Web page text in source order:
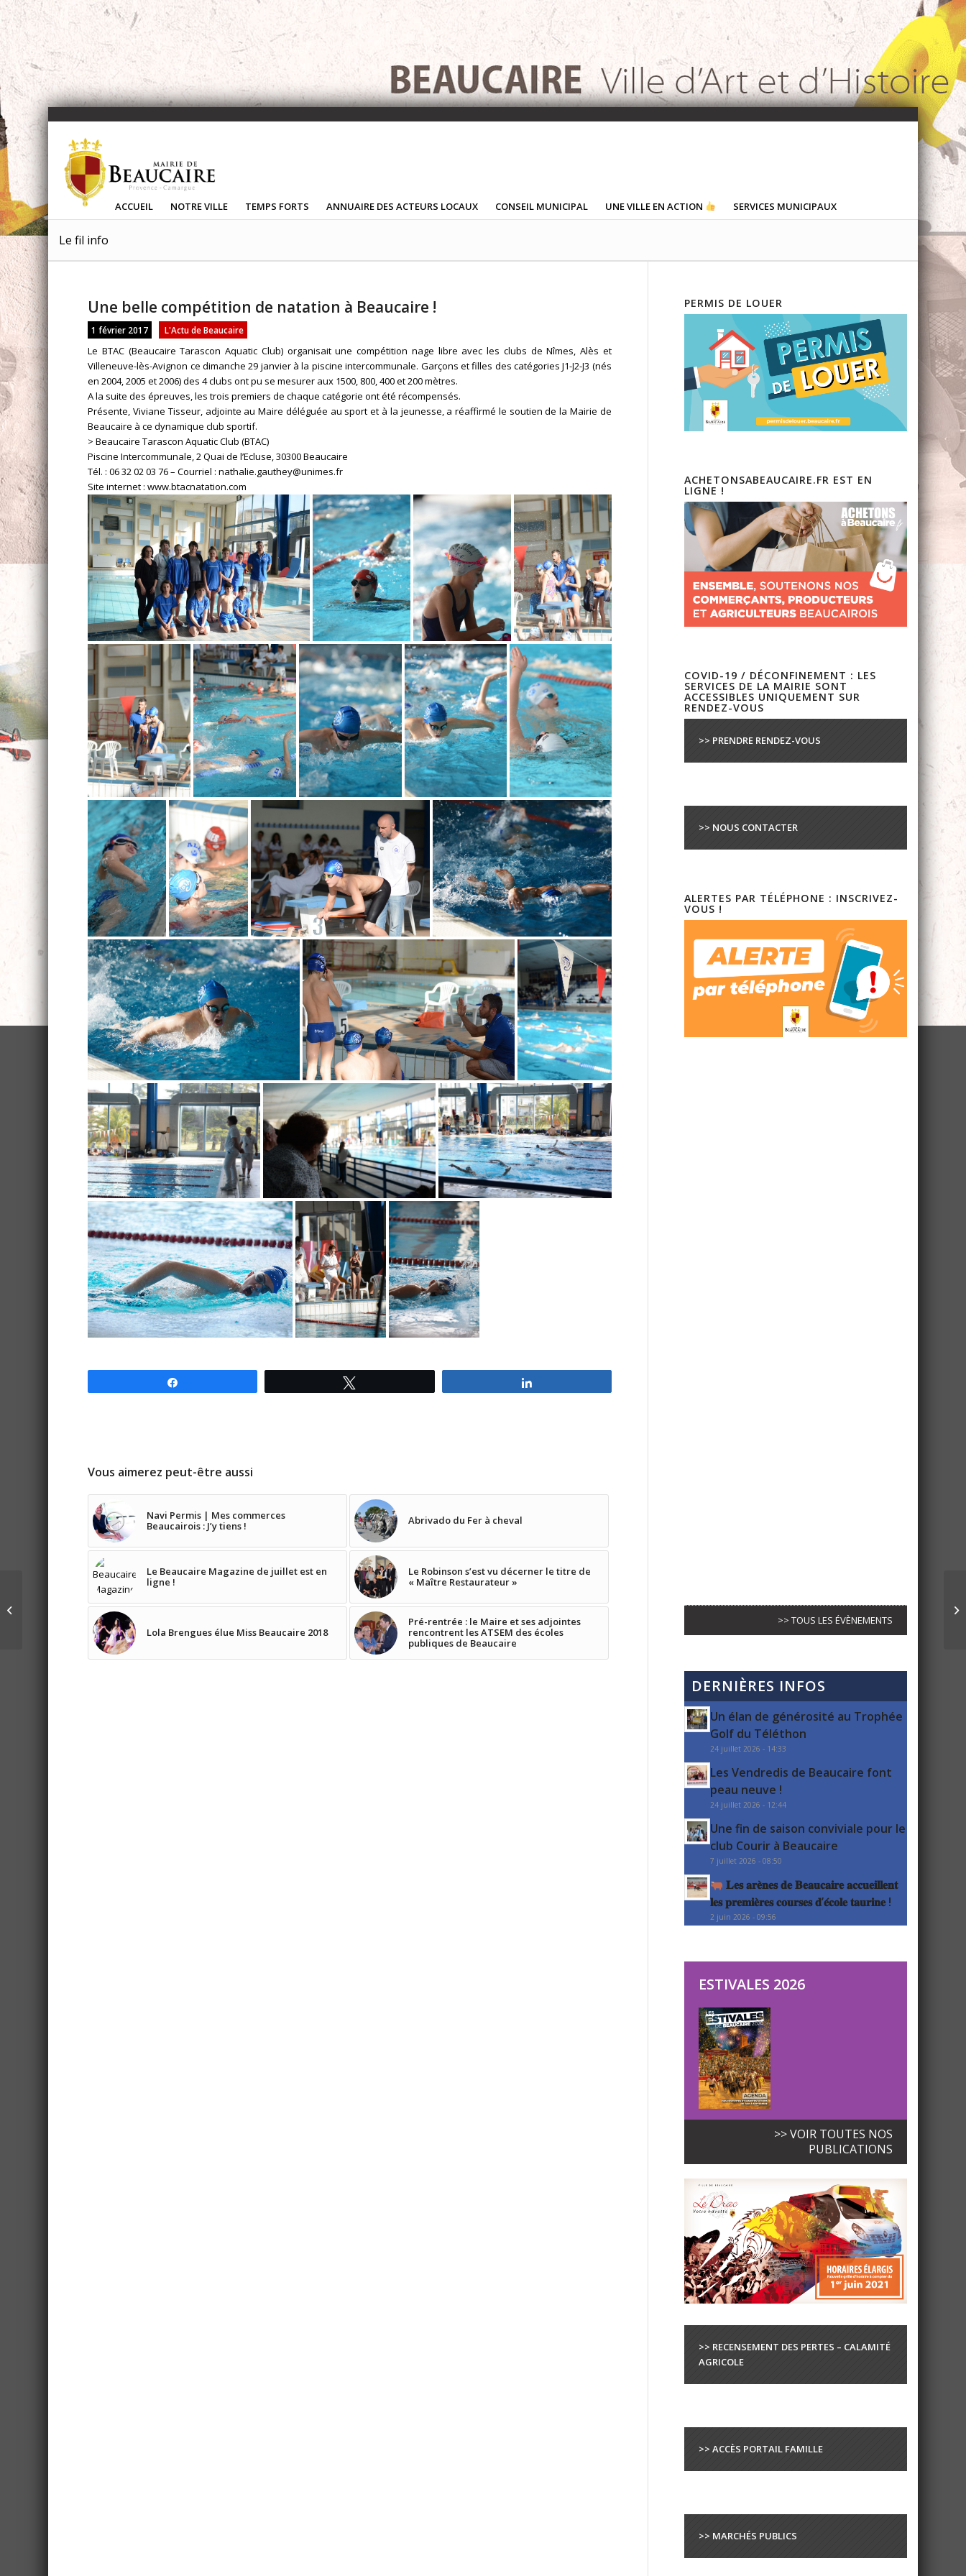
ACCUEIL NOTRE VILLE TEMPS FORTS ANNUAIRE DES ACTEURS LOCAUX CONSEIL MUNICIPAL UNE VILLE EN ACTION SERVICES MUNICIPAUX
Le fil info
Une belle compétition de natation à Beaucaire !
1 février 2017 L'Actu de Beaucaire
Le BTAC (Beaucaire Tarascon Aquatic Club) organisait une compétition nage libre avec les clubs de Nîmes, Alès et
Villeneuve-lès-Avignon ce dimanche 29 janvier à la piscine intercommunale. Garçons et filles des catégories J1-J2-J3 (nés
en 2004, 2005 et 2006) des 4 clubs ont pu se mesurer aux 1500, 800, 400 et 200 mètres.
A la suite des épreuves, les trois premiers de chaque catégorie ont été récompensés.
Présente, Viviane Tisseur, adjointe au Maire déléguée au sport et à la jeunesse, a réaffirmé le soutien de la Mairie de
Beaucaire à ce dynamique club sportif.
> Beaucaire Tarascon Aquatic Club (BTAC)
Piscine Intercommunale, 2 Quai de l’Ecluse, 30300 Beaucaire
Tél. : 06 32 02 03 76 – Courriel :nathalie.gauthey@unimes.fr
Site internet :www.btacnatation.com
Vous aimerez peut-être aussi
Navi Permis | Mes commerces
Beaucairois : J’y tiens !
Abrivado du Fer à cheval
Le Beaucaire Magazine de juillet est en
ligne !
Le Robinson s’est vu décerner le titre de
« Maître Restaurateur »
Lola Brengues élue Miss Beaucaire 2018
Pré-rentrée : le Maire et ses adjointes
rencontrent les ATSEM des écoles
publiques de Beaucaire
PERMIS DE LOUER
ACHETONSABEAUCAIRE.FR EST EN
LIGNE !
COVID-19 / DÉCONFINEMENT : LES
SERVICES DE LA MAIRIE SONT
ACCESSIBLES UNIQUEMENT SUR
RENDEZ-VOUS
>> PRENDRE RENDEZ-VOUS
>> NOUS CONTACTER
ALERTES PAR TÉLÉPHONE : INSCRIVEZ-
VOUS !
>> TOUS LES ÉVÈNEMENTS
DERNIÈRES INFOS
Un élan de générosité au Trophée
Golf du Téléthon
24 juillet 2026 - 14:33
Les Vendredis de Beaucaire font
peau neuve !
24 juillet 2026 - 12:44
Une fin de saison conviviale pour le
club Courir à Beaucaire
7 juillet 2026 - 08:50
𝐋𝐞𝐬 𝐚𝐫𝐞̀𝐧𝐞𝐬 𝐝𝐞 𝐁𝐞𝐚𝐮𝐜𝐚𝐢𝐫𝐞 𝐚𝐜𝐜𝐮𝐞𝐢𝐥𝐥𝐞𝐧𝐭
𝐥𝐞𝐬 𝐩𝐫𝐞𝐦𝐢𝐞̀𝐫𝐞𝐬 𝐜𝐨𝐮𝐫𝐬𝐞𝐬 𝐝’𝐞́𝐜𝐨𝐥𝐞 𝐭𝐚𝐮𝐫𝐢𝐧𝐞 !
2 juin 2026 - 09:56
ESTIVALES 2026
>> VOIR TOUTES NOS
PUBLICATIONS
>> RECENSEMENT DES PERTES – CALAMITÉ
AGRICOLE
>> ACCÈS PORTAIL FAMILLE
>> MARCHÉS PUBLICS
Handball : Les experts
champions du monde !